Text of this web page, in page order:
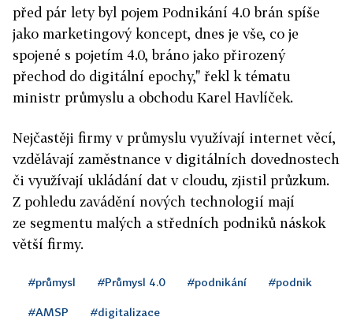
před pár lety byl pojem Podnikání 4.0 brán spíše
jako marketingový koncept, dnes je vše, co je
spojené s pojetím 4.0, bráno jako přirozený
přechod do digitální epochy," řekl k tématu
ministr průmyslu a obchodu Karel Havlíček.
Nejčastěji firmy v průmyslu využívají internet věcí,
vzdělávají zaměstnance v digitálních dovednostech
či využívají ukládání dat v cloudu, zjistil průzkum.
Z pohledu zavádění nových technologií mají
ze segmentu malých a středních podniků náskok
větší firmy.
#průmysl #Průmysl 4.0 #podnikání #podnik
#AMSP #digitalizace